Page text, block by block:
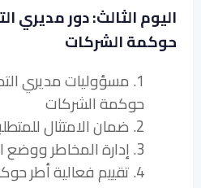
اليوم الثالث: دور مديري
حوكمة الشركات
1. مسؤوليات مديري
حوكمة الشركات
2. ضمان الامتثال للمتطلبات التنظيمية
3. إدارة المخاطر ووضع الضوابط الداخلية
4. تقييم فعالية أطر